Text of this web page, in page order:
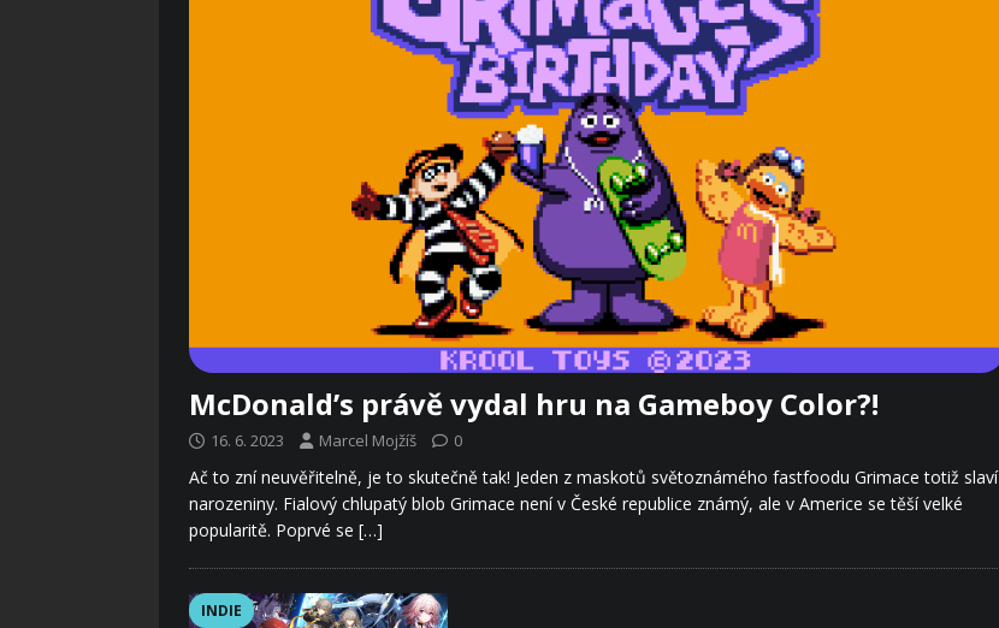
McDonald’s právě vydal hru na Gameboy Color?!
16. 6. 2023 Marcel Mojžíš 0
Ač to zní neuvěřitelně, je to skutečně tak! Jeden z maskotů světoznámého fastfoodu Grimace totiž slaví
narozeniny. Fialový chlupatý blob Grimace není v České republice známý, ale v Americe se těší velké
popularitě. Poprvé se […]
INDIE